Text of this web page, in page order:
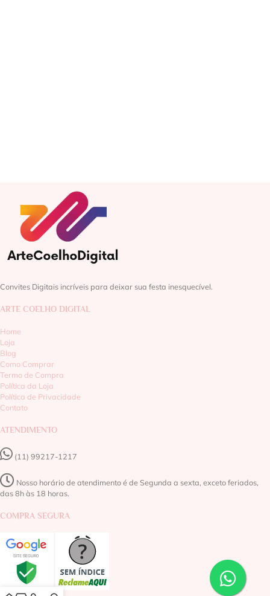
Convites Digitais incríveis para deixar sua festa inesquecível.
ARTE COELHO DIGITAL
Home
Loja
Blog
Como Comprar
Termo de Compra
Política da Loja
Política de Privacidade
Contato
ATENDIMENTO
(11) 99217-1217‬
Nosso horário de atendimento é de Segunda a sexta, exceto feriados,
das 8h às 18 horas.
COMPRA SEGURA